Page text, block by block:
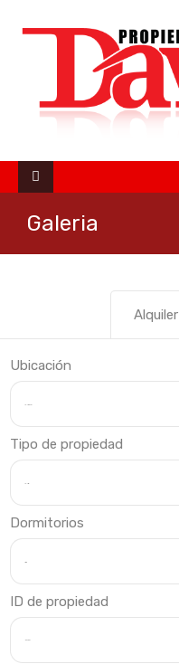
Galeria
Alquiler
Ubicación
Tipo de propiedad
Dormitorios
ID de propiedad